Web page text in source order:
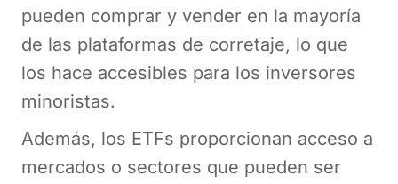
pueden comprar y vender en la mayoría
de las plataformas de corretaje, lo que
los hace accesibles para los inversores
minoristas.
Además, los ETFs proporcionan acceso a
mercados o sectores que pueden ser